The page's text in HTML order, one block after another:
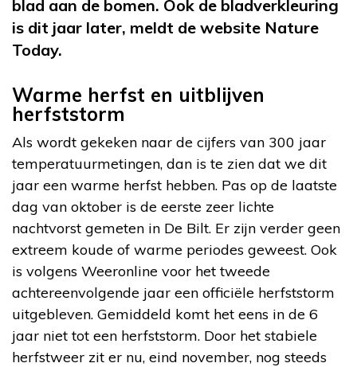
blad aan de bomen. Ook de bladverkleuring
is dit jaar later, meldt de website Nature
Today.
Warme herfst en uitblijven
herfststorm
Als wordt gekeken naar de cijfers van 300 jaar
temperatuurmetingen, dan is te zien dat we dit
jaar een warme herfst hebben. Pas op de laatste
dag van oktober is de eerste zeer lichte
nachtvorst gemeten in De Bilt. Er zijn verder geen
extreem koude of warme periodes geweest. Ook
is volgens Weeronline voor het tweede
achtereenvolgende jaar een officiële herfststorm
uitgebleven. Gemiddeld komt het eens in de 6
jaar niet tot een herfststorm. Door het stabiele
herfstweer zit er nu, eind november, nog steeds